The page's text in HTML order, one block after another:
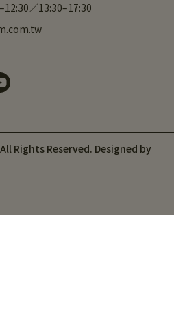
／13:30–17:30
All Rights Reserved. Designed by